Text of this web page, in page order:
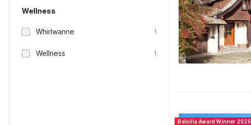
Wellness
Whirlwanne 1
Wellness 1
Belvilla Award Winner 2025